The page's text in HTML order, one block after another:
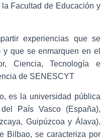
Facultad de Educación y
experiencias que se
que se enmarquen en el
Ciencia, Tecnología e
de SENESCYT
es la universidad pública
País Vasco (España),
Guipúzcoa y Álava).
Bilbao, se caracteriza por